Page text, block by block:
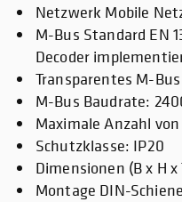
Netzwerk Mobile
M-Bus Standard EN
Decoder
Transparentes M-
M-Bus Baudrate:
Maximale Anzahl
Schutzklasse: IP20
Dimensionen (B x H
Montage DIN-